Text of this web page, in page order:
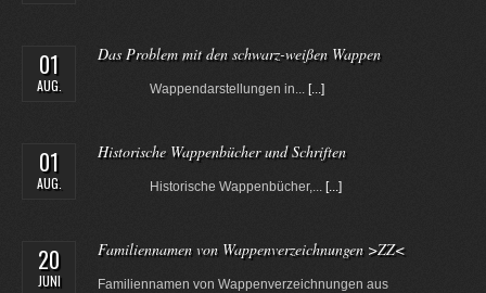
01
AUG.
Das Problem mit den schwarz-weißen Wappen
Wappendarstellungen in... [...]
01
AUG.
Historische Wappenbücher und Schriften
Historische Wappenbücher,... [...]
20
JUNI
Familiennamen von Wappenverzeichnungen >ZZ<
Familiennamen von Wappenverzeichnungen aus